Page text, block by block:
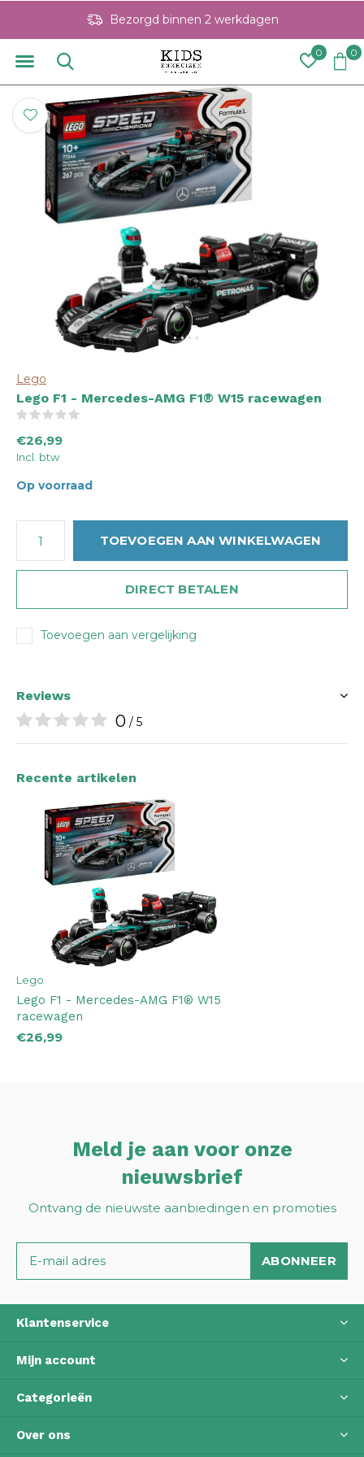
0 0
Bezorgd binnen 2 werkdagen
Lego
Lego F1 - Mercedes-AMG F1® W15 racewagen
€26,99
Incl. btw
Op voorraad
TOEVOEGEN AAN WINKELWAGEN
DIRECT BETALEN
Toevoegen aan vergelijking
Reviews
0 / 5
Recente artikelen
Lego
Lego F1 - Mercedes-AMG F1® W15
racewagen
€26,99
Meld je aan voor onze
nieuwsbrief
Ontvang de nieuwste aanbiedingen en promoties
ABONNEER
Klantenservice
Mijn account
Categorieën
Over ons